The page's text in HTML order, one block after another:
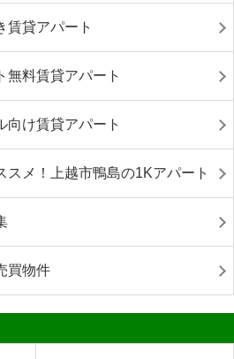
賃貸アパート
無料賃貸アパート
向け賃貸アパート
スメ！上越市鴨島の1Kアパート
買物件